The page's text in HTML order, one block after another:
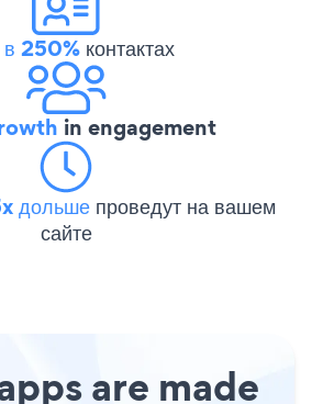
в 250%контактах
in engagement
дольше проведут на вашем
сайте
are made